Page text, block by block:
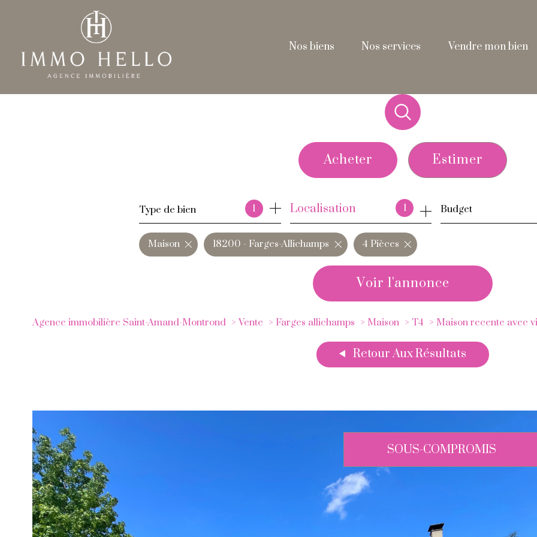
nos biens nos services vendre mon bien
Acheter
de l'ancien
de l'immo pro
Estimer
Type de bien 1 1
Localisation Budget
voir l'annonce
Maison 18200 - Farges-Allichamps 4 Pièces
Agence immobilière Saint-Amand-Montrond Vente Farges allichamps Maison T4 Maison recente avec
Retour Aux Résultats
SOUS-COMPROMIS